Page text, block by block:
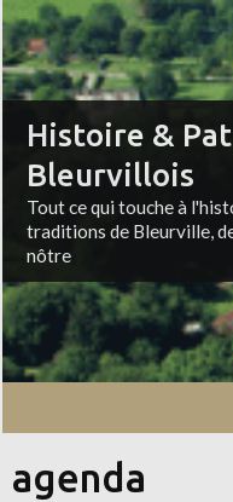
Histoire &
Bleurvillois
Tout ce qui touche à
traditions de Bleurville,
nôtre
agenda